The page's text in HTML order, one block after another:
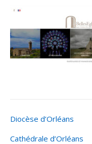
Diocèse d’Orléans
Cathédrale d’Orléans